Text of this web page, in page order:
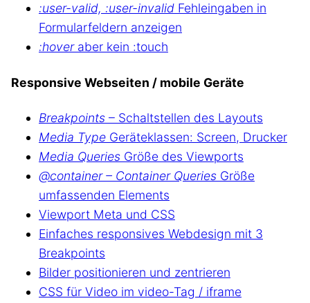
:user-valid, :user-invalid Fehleingaben in
Formularfeldern anzeigen
:hoveraber kein :touch
Responsive Webseiten / mobile Geräte
Breakpoints – Schaltstellen des Layouts
Media Type Geräteklassen: Screen, Drucker
Media Queries Größe des Viewports
@container – Container Queries Größe
umfassenden Elements
Viewport Meta und CSS
Einfaches responsives Webdesign mit 3
Breakpoints
Bilder positionieren und zentrieren
CSS für Video im video-Tag / iframe